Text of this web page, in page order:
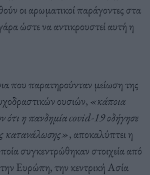
οι αρωματικοί παράγοντες στα
ώστε να αντικρουστεί αυτή η
που παρατηρούνταν μείωση της
ουσιών,«κάποια
ότι η πανδημία covid-19 οδήγησε
κατανάλωσης», αποκαλύπτει η
συγκεντρώθηκαν στοιχεία από
Ευρώπη, την κεντρική Ασία